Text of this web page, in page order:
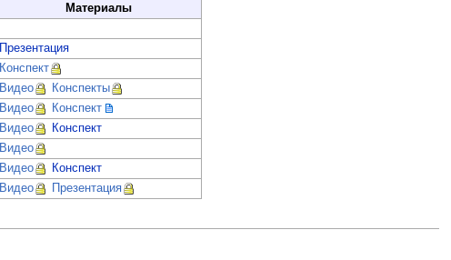
Материалы
Презентация
Конспект
Видео
Конспекты
Видео
Конспект
Видео
Конспект
Видео
Видео
Конспект
Видео Презентация